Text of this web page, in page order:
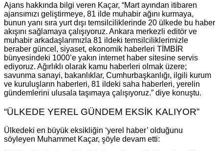
Ajans hakkında bilgi veren Kaçar, “Mart ayından itibaren
ajansımızı geliştirmeye, 81 ilde muhabir ağını kurmaya,
bunun yanı sıra yurt dışı temsilciliklerinde 20 ülkede bu haber
akışını sağlamaya çalışıyoruz. Ankara merkezli editör ve
muhabir arkadaşlarımızla 81 ildeki temsilciliklerimizle
beraber güncel, siyaset, ekonomik haberleri TİMBİR
bünyesindeki 1000’e yakın internet haber sitesine servis
ediyoruz. Ağırlıklı olarak kamu haberleri olmak üzere;
savunma sanayi, bakanlıklar, Cumhurbaşkanlığı, ilgili kurum
ve kuruluşların haberleri, 81 ildeki saha haberleri, yerelin
gündemlerini ulusala taşımaya çalışıyoruz.” diye konuştu.
“ÜLKEDE YEREL GÜNDEM EKSİK KALIYOR”
Ülkedeki en büyük eksikliğin ‘yerel haber’ olduğunu
söyleyen Muhammet Kaçar, şöyle devam etti: